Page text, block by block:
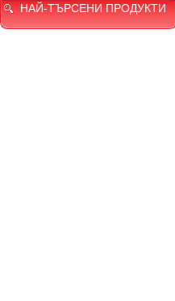
НАЙ-ТЪРСЕНИ ПРОДУКТИ